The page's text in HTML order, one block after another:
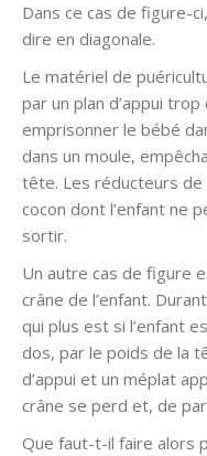
Dans ce cas de figure-
dire en diagonale.
Le matériel de
par un plan d’appui
emprisonner le bébé
dans un moule,
tête. Les réducteurs
cocon dont l’enfant ne
sortir.
Un autre cas de figure
crâne de l’enfant.
qui plus est si l’enfant
dos, par le poids de la
d’appui et un méplat
crâne se perd et, de
Que faut-t-il faire alors